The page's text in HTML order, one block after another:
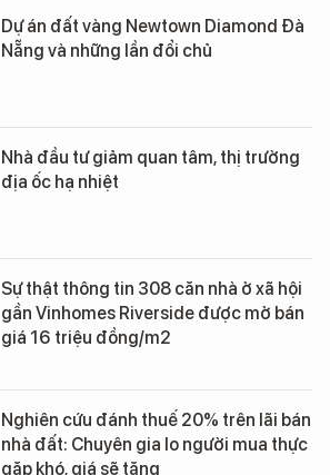
Dự án đất vàng Newtown Diamond Đà
Nẵng và những lần đổi chủ
Nhà đầu tư giảm quan tâm, thị trường
địa ốc hạ nhiệt
Sự thật thông tin 308 căn nhà ở xã hội
gần Vinhomes Riverside được mở bán
giá 16 triệu đồng/m2
Nghiên cứu đánh thuế 20% trên lãi bán
nhà đất: Chuyên gia lo người mua thực
gặp khó, giá sẽ tăng